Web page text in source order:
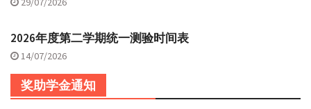
2026年度第二学期统一测验时间表
14/07/2026
奖助学金通知